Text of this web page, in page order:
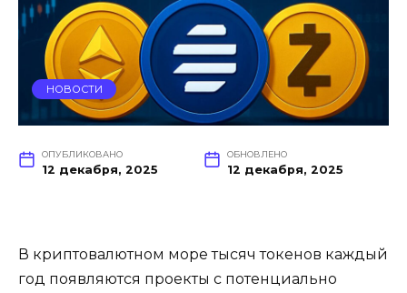
НОВОСТИ
ОПУБЛИКОВАНО
12 декабря, 2025
ОБНОВЛЕНО
12 декабря, 2025
В криптовалютном море тысяч токенов каждый
год появляются проекты с потенциально